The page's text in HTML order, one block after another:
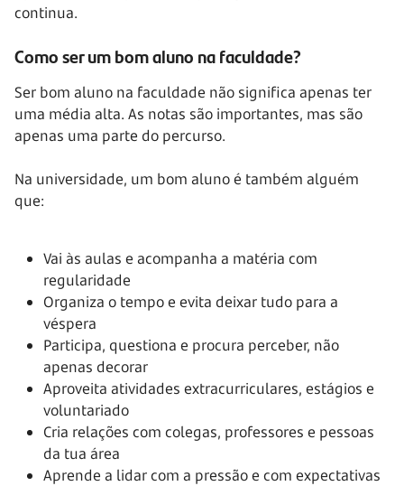
continua.
Como ser um bom aluno na faculdade?
Ser bom aluno na faculdade não significa apenas ter
uma média alta. As notas são importantes, mas são
apenas uma parte do percurso.
Na universidade, um bom aluno é também alguém
que:
Vai às aulas e acompanha a matéria com
regularidade
Organiza o tempo e evita deixar tudo para a
véspera
Participa, questiona e procura perceber, não
apenas decorar
Aproveita atividades extracurriculares, estágios e
voluntariado
Cria relações com colegas, professores e pessoas
da tua área
Aprende a lidar com a pressão e com expectativas